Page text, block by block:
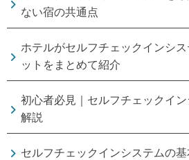
ない宿の共通点
ホテルがセルフチェックインシ
ットをまとめて紹介
初心者必見｜セルフチェックイ
解説
セルフチェックインシステムの